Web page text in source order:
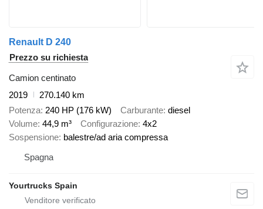
Renault D 240
Prezzo su richiesta
Camion centinato
2019
270.140 km
Potenza 240 HP (176 kW) Carburante diesel
Volume 44,9 m³ Configurazione 4x2
Sospensione balestre/ad aria compressa
Spagna
Yourtrucks Spain